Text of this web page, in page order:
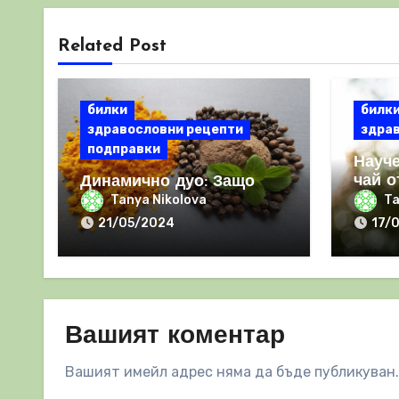
Related Post
билки
здравословни рецепти
подправки
Динамично дуо: Защо
КУРКУМАТА и ЧЕРНИЯ
ПИПЕР са мощна
Tanya Nikolova
21/05/2024
чай
17/
Вашият коментар
Вашият имейл адрес няма да бъде публикуван.